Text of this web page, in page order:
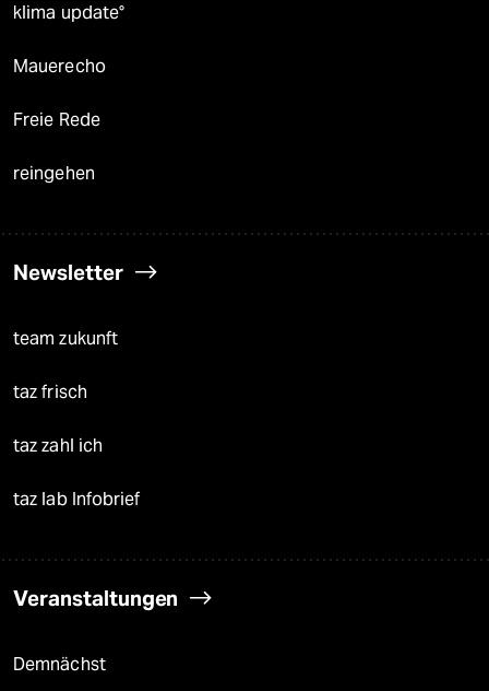
klima update°
Mauerecho
Freie Rede
reingehen
Newsletter
team zukunft
taz frisch
taz zahl ich
taz lab Infobrief
Veranstaltungen
Demnächst